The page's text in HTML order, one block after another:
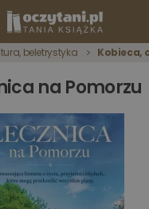
beletrystyka Kobieca,
na Pomorzu